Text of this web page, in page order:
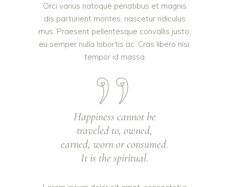
Orci varius natoque penatibus et magnis
dis parturient montes, nascetur ridiculus
mus. Praesent pellentesque convallis justo,
eu semper nulla lobortis ac. Cras libero nisi,
tempor id massa
Happiness cannot be
traveled to, owned,
earned, worn or consumed.
It is the spiritual.